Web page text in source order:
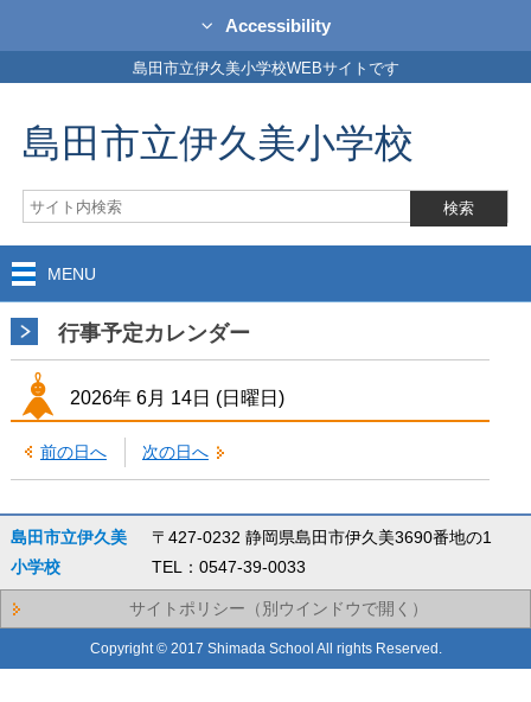
Accessibility
島田市立伊久美小学校WEBサイトです
島田市立伊久美小学校
MENU
行事予定カレンダー
2026年 6月 14日 (日曜日)
前の日へ 次の日へ
島田市立伊久美
小学校
〒427-0232 静岡県島田市伊久美3690番地の1
TEL：0547-39-0033
サイトポリシー（別ウインドウで開く）
Copyright © 2017 Shimada School All rights Reserved.